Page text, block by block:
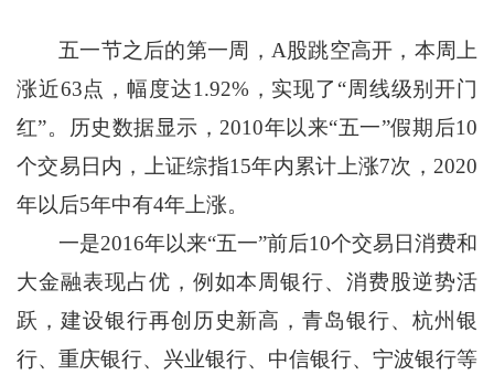
五一节之后的第一周，A股跳空高开，本周上
涨近63点，幅度达1.92%，实现了“周线级别开门
红”。历史数据显示，2010年以来“五一”假期后10
个交易日内，上证综指15年内累计上涨7次，2020
年以后5年中有4年上涨。
一是2016年以来“五一”前后10个交易日消费和
大金融表现占优，例如本周银行、消费股逆势活
跃，建设银行再创历史新高，青岛银行、杭州银
行、重庆银行、兴业银行、中信银行、宁波银行等